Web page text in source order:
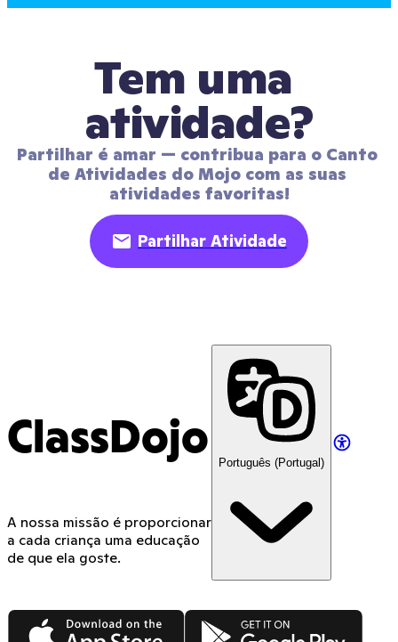
Tem uma
atividade?
Partilhar é amar — contribua para o Canto
de Atividades do Mojo com as suas
atividades favoritas!
Partilhar Atividade
ClassDojo
A nossa missão é proporcionar
a cada criança uma educação
de que ela goste.
Português (Portugal)
App Store Google Play